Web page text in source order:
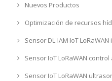
Nuevos Productos
Optimización de recursos
Sensor DL-IAM IoT
Sensor IoT LoRaWAN
Sensor IoT LoRaWAN